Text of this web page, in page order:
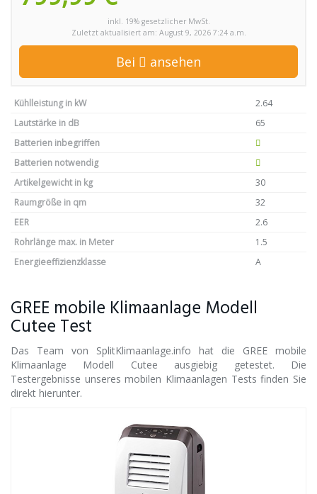
inkl. 19% gesetzlicher MwSt.
Zuletzt aktualisiert am: August 9, 2026 7:24 a.m.
Bei ansehen
Kühlleistung in kW
2.64
Lautstärke in dB
65
Batterien inbegriffen
Batterien notwendig
Artikelgewicht in kg
30
Raumgröße in qm
32
EER
2.6
Rohrlänge max. in Meter
1.5
Energieeffizienzklasse
A
GREE mobile Klimaanlage Modell
Cutee Test
Das Team von SplitKlimaanlage.info hat die GREE mobile
Klimaanlage Modell Cutee ausgiebig getestet. Die
Testergebnisse unseres mobilen Klimaanlagen Tests finden Sie
direkt hierunter.